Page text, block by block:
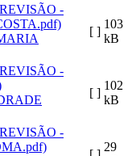
[ ]
103
kB
[ ]
102
kB
29